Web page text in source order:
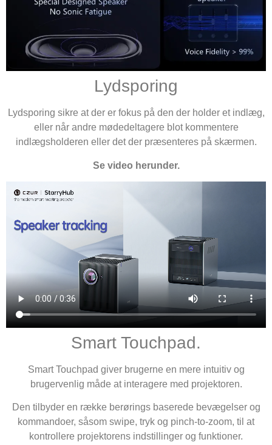
Lydsporing
Lydsporing sikre at der er fokus på den der holder et indlæg,
eller når andre mødedeltagere blot kommentere
indlægsholderen eller det der præsenteres på skærmen.
Se video herunder.
Smart Touchpad.
Smart Touchpad giver brugerne en mere intuitiv og
brugervenlig måde at interagere med projektoren.
Den tilbyder en række berørings baserede bevægelser og
kommandoer, såsom swipe, tryk og pinch-to-zoom, til at
kontrollere projektorens indstillinger og funktioner.